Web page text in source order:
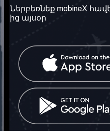
Մեր մասին
Մեր ծառայությունները
Կապ մեզ հետ
Միացյալ
Թագավորություն: Մենք
գործընկեր ենք
փնտրում
Հայաստանում
Ներբեռնեք mobineX
ից այսօր